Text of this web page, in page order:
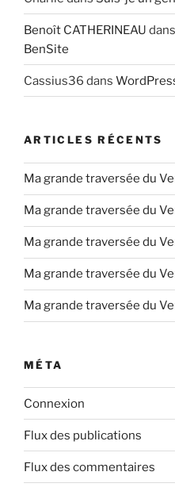
Benoît CATHERINEAU dans
BenSite
Cassius36 dans
ARTICLES RÉCENTS
Ma grande traversée du
Ma grande traversée du
Ma grande traversée du
Ma grande traversée du
Ma grande traversée du
MÉTA
Connexion
Flux des publications
Flux des commentaires